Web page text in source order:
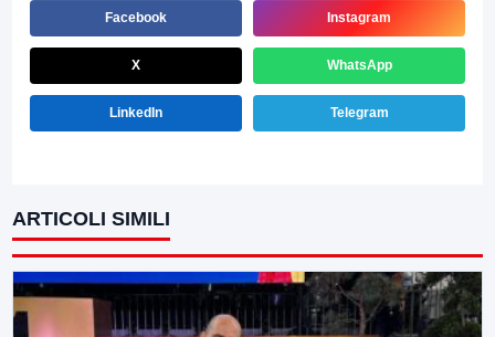
Facebook Instagram
X WhatsApp
LinkedIn Telegram
ARTICOLI SIMILI